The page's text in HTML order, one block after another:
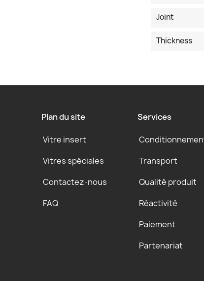
Joint
Thickness
Plan du site
Vitre insert
Vitres spéciales
Contactez-nous
FAQ
Services
Transport
Qualité produit
Réactivité
Paiement
Partenariat